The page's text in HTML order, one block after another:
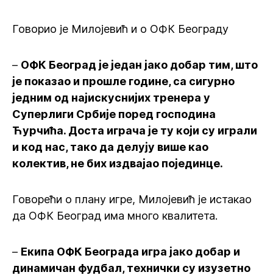
Говорио је Милојевић и о ОФК Београду
– ОФК Београд је један јако добар тим, што
је показао и прошле године, са сигурно
једним од најискуснијих тренера у
Суперлиги Србије поред господина
Ћурчића. Доста играча је ту који су играли
и код нас, тако да делују више као
колектив, не бих издвајао појединце.
Говорећи о плану игре, Милојевић је истакао
да ОФК Београд има много квалитета.
– Екипа ОФК Београда игра јако добар и
динамичан фудбал, технички су изузетно